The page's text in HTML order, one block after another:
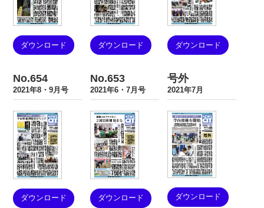
ダウンロード ダウンロード ダウンロード
No.654
2021年8・9月号
ダウンロード
No.653
2021年6・7月号
ダウンロード
号外
2021年7月
ダウンロード